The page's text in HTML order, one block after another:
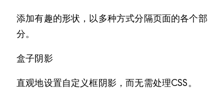
添加有趣的形状，以多种方式分隔页面的各个部
分。
盒子阴影
直观地设置自定义框阴影，而无需处理CSS。